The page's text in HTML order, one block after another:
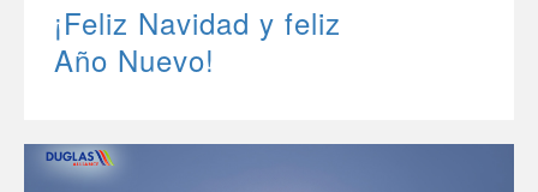
¡Feliz Navidad y feliz
Año Nuevo!